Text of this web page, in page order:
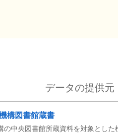
データの提供元
構図書館蔵書
の中央図書館所蔵資料を対象とし